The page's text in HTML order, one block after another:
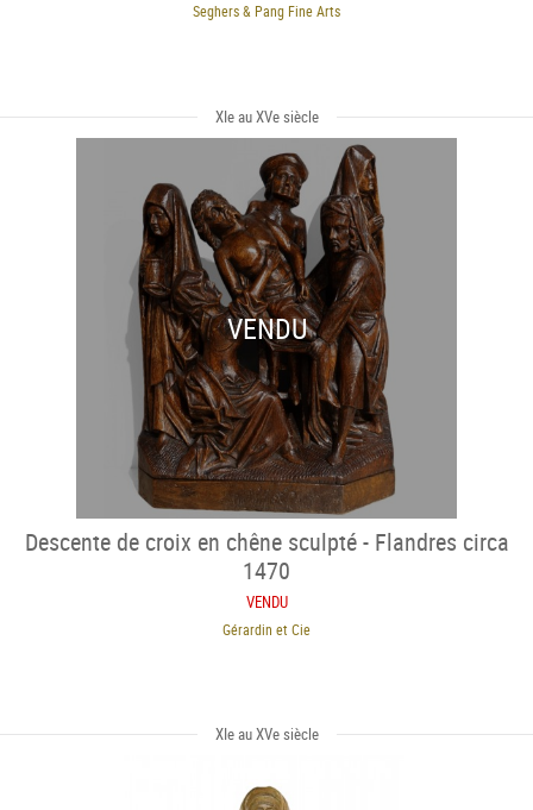
Seghers & Pang Fine Arts
XIe au XVe siècle
VENDU
Descente de croix en chêne sculpté - Flandres circa
1470
VENDU
Gérardin et Cie
XIe au XVe siècle